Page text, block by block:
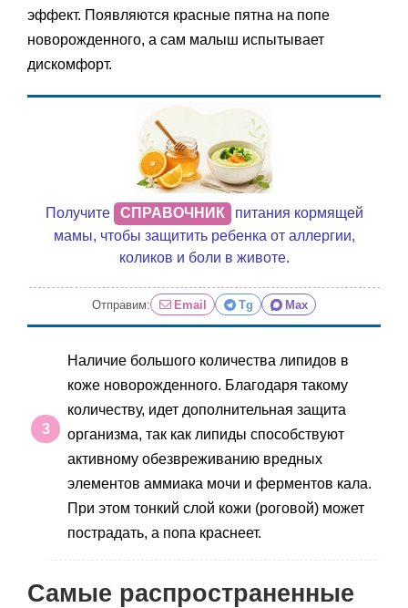
эффект. Появляются красные пятна на попе
новорожденного, а сам малыш испытывает
дискомфорт.
Получите СПРАВОЧНИК
питания кормящей
мамы, чтобы защитить ребенка от аллергии,
коликов и боли в животе.
Отправим: Email Tg Max
Наличие большого количества липидов в
коже новорожденного. Благодаря такому
количеству, идет дополнительная защита
организма, так как липиды способствуют
активному обезвреживанию вредных
элементов аммиака мочи и ферментов кала.
При этом тонкий слой кожи (роговой) может
пострадать, а попа краснеет.
Самые распространенные